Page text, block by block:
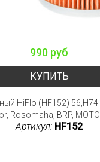
990 руб
КУПИТЬ
HiFlo (HF152) 56,H74
Rosomaha, BRP,
Артикул: HF152